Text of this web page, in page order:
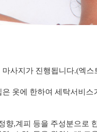
사지가 진행됩니다.(엑
옷에 한하여 세탁서비스
향,계피 등을 주성분으로